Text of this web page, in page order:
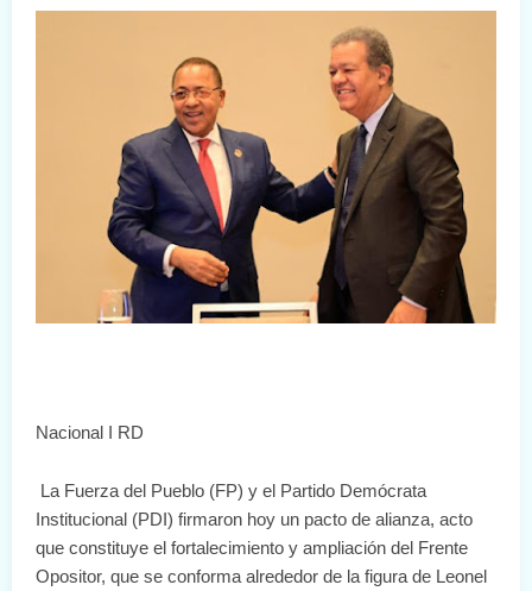
Nacional I RD
La Fuerza del Pueblo (FP) y el Partido Demócrata
Institucional (PDI) firmaron hoy un pacto de alianza, acto
que constituye el fortalecimiento y ampliación del Frente
Opositor, que se conforma alrededor de la figura de Leonel